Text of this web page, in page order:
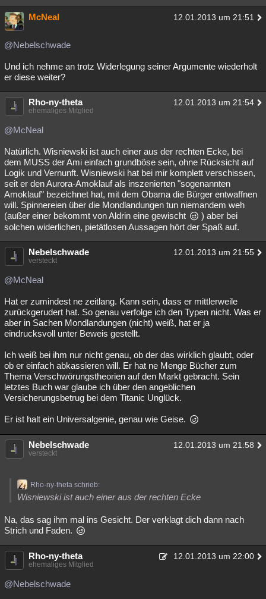
McNeal 12.01.2013 um 21:51
@Nebelschwade
Und ich nehme an trotz Widerlegung seiner Argumente wiederholt
er diese weiter?
Rho-ny-theta 12.01.2013 um 21:54
ehemaliges Mitglied
@McNeal
Natürlich. Wisniewski ist auch einer aus der rechten Ecke, bei
dem MUSS der Ami einfach grundböse sein, ohne Rücksicht auf
Logik und Vernunft. Wisniewski hat bei mir komplett verschissen,
seit er den Aurora-Amoklauf als inszenierten "sogenannten
Amoklauf" bezeichnet hat, mit dem Obama die Bürger entwaffnen
will. Spinnereien über die Mondlandungen tun niemandem weh
(außer einer bekommt von Aldrin eine gewischt
) aber bei
solchen widerlichen, pietätlosen Aussagen hört der Spaß auf.
Nebelschwade 12.01.2013 um 21:55
versteckt
@McNeal
Hat er zumindest ne zeitlang. Kann sein, dass er mittlerweile
zurückgerudert hat. So genau verfolge ich den Typen nicht. Was er
aber in Sachen Mondlandungen (nicht) weiß, hat er ja
eindrucksvoll unter Beweis gestellt.
Ich weiß bei ihm nur nicht genau, ob der das wirklich glaubt, oder
ob er einfach abkassieren will. Er hat ne Menge Bücher zum
Thema Verschwörungstheorien auf den Markt gebracht. Sein
letztes Buch war glaube ich über den angeblichen
Versicherungsbetrug bei dem Titanic Unglück.
Er ist halt ein Universalgenie, genau wie Geise.
Nebelschwade 12.01.2013 um 21:58
versteckt
Rho-ny-theta schrieb:
Wisniewski ist auch einer aus der rechten Ecke
Na, das sag ihm mal ins Gesicht. Der verklagt dich dann nach
Strich und Faden.
Rho-ny-theta 12.01.2013 um 22:00
ehemaliges Mitglied
@Nebelschwade